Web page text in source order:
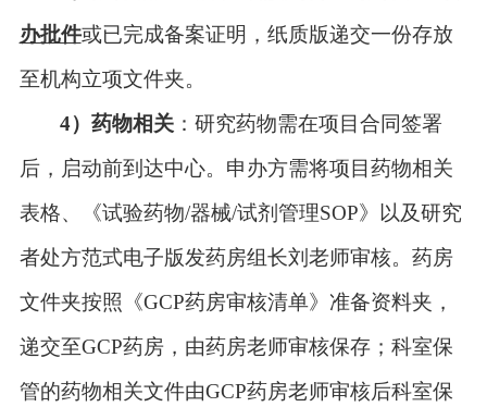
办批件或已完成备案证明，纸质版递交一份存放
至机构立项文件夹。
4） 药物相关： 研究药物需在项目合同签署
后，启动前到达中心。申办方需将项目药物相关
表格、 《试验药物/器械/试剂管理SOP》以及研究
者处方范式电子版发药房组长刘老师审核。药房
文件夹按照《GCP药房审核清单》准备资料夹，
递交至GCP药房，由药房老师审核保存；科室保
管的药物相关文件由GCP药房老师审核后科室保